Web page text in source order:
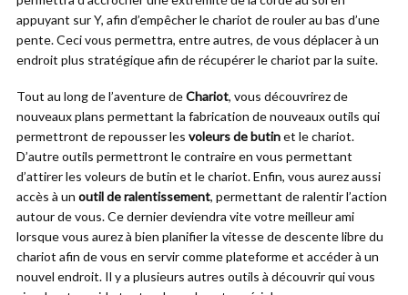
appuyant sur Y, afin d’empêcher le chariot de rouler au bas d’une
pente. Ceci vous permettra, entre autres, de vous déplacer à un
endroit plus stratégique afin de récupérer le chariot par la suite.
Tout au long de l’aventure deChariot, vous découvrirez de
nouveaux plans permettant la fabrication de nouveaux outils qui
permettront de repousser les voleurs de butinet le chariot.
D’autre outils permettront le contraire en vous permettant
d’attirer les voleurs de butin et le chariot. Enfin, vous aurez aussi
accès à un outil de ralentissement, permettant de ralentir l’action
autour de vous. Ce dernier deviendra vite votre meilleur ami
lorsque vous aurez à bien planifier la vitesse de descente libre du
chariot afin de vous en servir comme plateforme et accéder à un
nouvel endroit. Il y a plusieurs autres outils à découvrir qui vous